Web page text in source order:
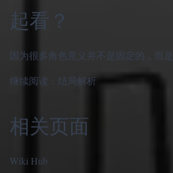
起看？
因为很多角色意义并不是固定的，而
继续阅读： 结局解析
相关页面
Wiki Hub